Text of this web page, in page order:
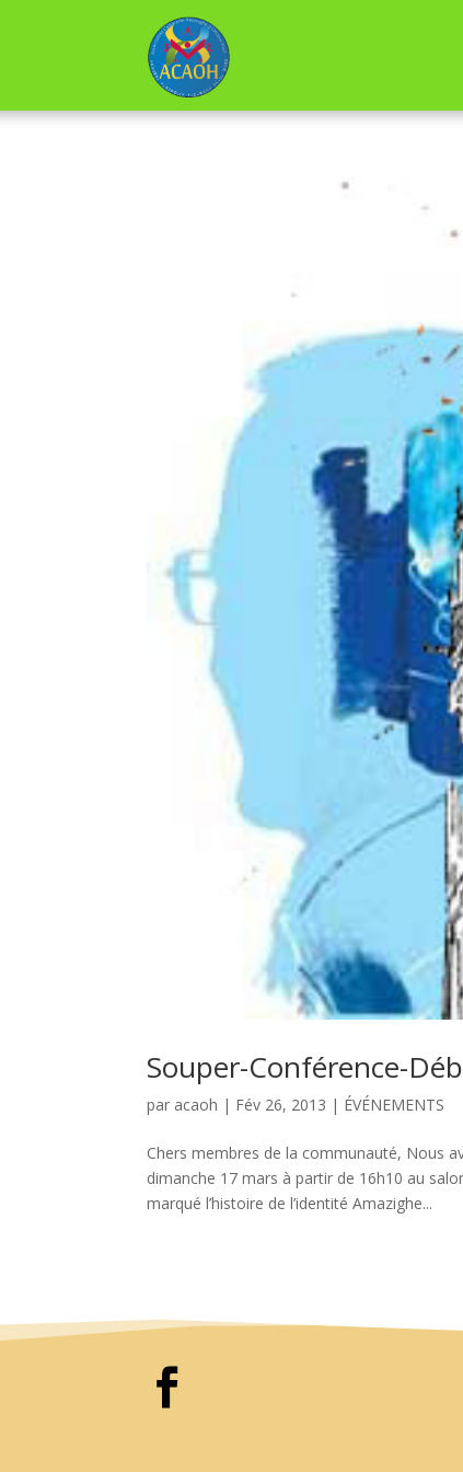
Souper-Conférence-
par acaoh | Fév 26, 2013 | ÉVÉNEMENTS
Chers membres de la communauté, Nous
dimanche 17 mars à partir de 16h10 au
marqué l’histoire de l’identité Amazighe...
